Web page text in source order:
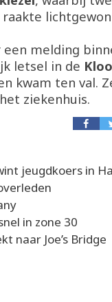
een melding
letsel in de
kwam ten val.
ziekenhuis.
jeugdkoers in
in zone 30
naar Joe’s Bridge